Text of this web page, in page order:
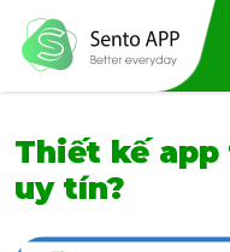
Thiết kế app
uy tín?